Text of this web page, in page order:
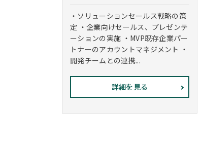
・ソリューションセールス戦略の策
定 ・企業向けセールス、プレゼンテ
ーションの実施 ・MVP既存企業パー
トナーのアカウントマネジメント ・
開発チームとの連携...
詳細を見る